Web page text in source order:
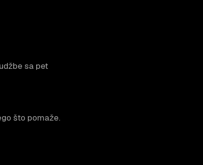
sa pet
što pomaže.